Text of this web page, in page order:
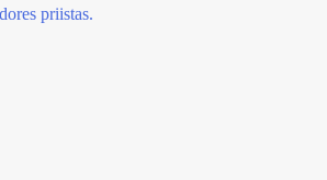
priistas.